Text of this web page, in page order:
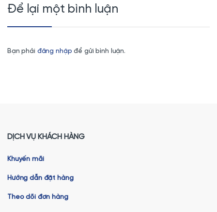
Để lại một bình luận
Bạn phải đăng nhập để gửi bình luận.
DỊCH VỤ KHÁCH HÀNG
Khuyến mãi
Hướng dẫn đặt hàng
Theo dõi đơn hàng